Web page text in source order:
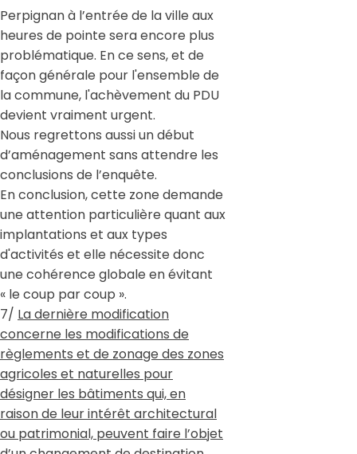
Perpignan à l’entrée de la ville aux
heures de pointe sera encore plus
problématique. En ce sens, et de
façon générale pour l'ensemble de
la commune, l'achèvement du PDU
devient vraiment urgent.
Nous regrettons aussi un début
d’aménagement sans attendre les
conclusions de l’enquête.
En conclusion, cette zone demande
une attention particulière quant aux
implantations et aux types
d'activités et elle nécessite donc
une cohérence globale en évitant
« le coup par coup ».
7/ La dernière modification
concerne les modifications de
règlements et de zonage des zones
agricoles et naturelles pour
désigner les bâtiments qui, en
raison de leur intérêt architectural
ou patrimonial, peuvent faire l’objet